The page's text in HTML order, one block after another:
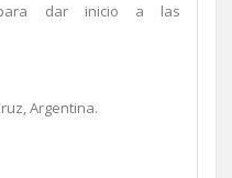
dar inicio a las
Argentina.